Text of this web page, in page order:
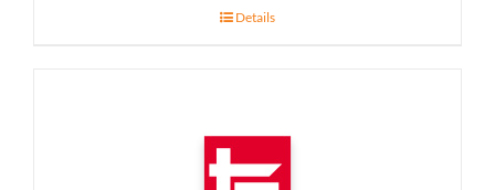
Details